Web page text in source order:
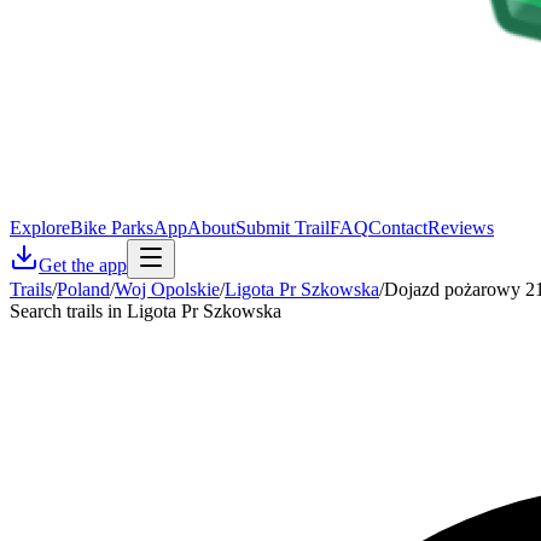
ExploreBike ParksAppAboutSubmit TrailFAQContactReviews
Get the app
Trails/Poland/Woj Opolskie/Ligota Pr Szkowska/Dojazd pożarowy
Search trails in Ligota Pr Szkowska